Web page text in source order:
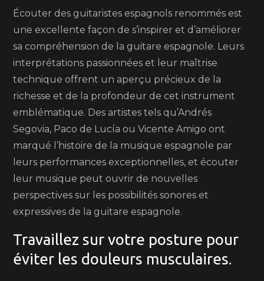
Écouter des guitaristes espagnols renommés est
une excellente façon de s’inspirer et d’améliorer
sa compréhension de la guitare espagnole. Leurs
interprétations passionnées et leur maîtrise
technique offrent un aperçu précieux de la
richesse et de la profondeur de cet instrument
emblématique. Des artistes tels qu’Andrés
Segovia, Paco de Lucía ou Vicente Amigo ont
marqué l’histoire de la musique espagnole par
leurs performances exceptionnelles, et écouter
leur musique peut ouvrir de nouvelles
perspectives sur les possibilités sonores et
expressives de la guitare espagnole.
Travaillez sur votre posture pour
éviter les douleurs musculaires.